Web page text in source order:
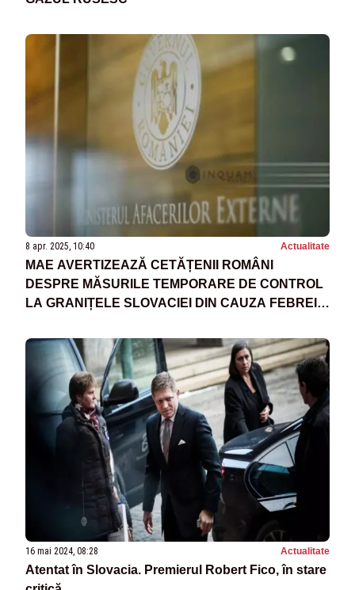
8 apr. 2025, 10:40 Actualitate
MAE AVERTIZEAZĂ CETĂȚENII ROMÂNI
DESPRE MĂSURILE TEMPORARE DE CONTROL
LA GRANIȚELE SLOVACIEI DIN CAUZA FEBREI
16 mai 2024, 08:28 Actualitate
Atentat în Slovacia. Premierul Robert Fico, în stare